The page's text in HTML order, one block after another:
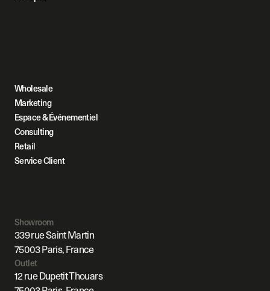
Wholesale
Marketing
Espace & Événementiel
Consulting
Retail
Service Client
Showroom
339 rue Saint Martin
75003 Paris, France
Outlet
12 rue Dupetit Thouars